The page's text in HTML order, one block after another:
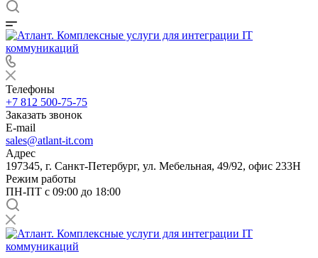
Телефоны
+7 812 500-75-75
Заказать звонок
E-mail
sales@atlant-it.com
Адрес
197345, г. Санкт-Петербург, ул. Мебельная, 49/92, офис 233Н
Режим работы
ПН-ПТ с 09:00 до 18:00